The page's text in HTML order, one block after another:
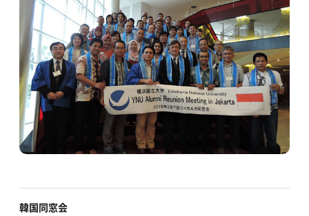
韓国同窓会